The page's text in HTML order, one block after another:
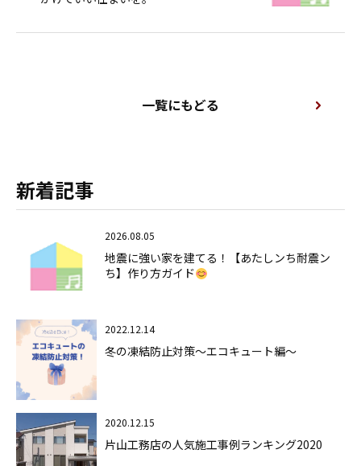
一覧にもどる
新着記事
2026.08.05
地震に強い家を建てる！【あたしンち耐震ン
ち】作り方ガイド
2022.12.14
冬の凍結防止対策～エコキュート編～
2020.12.15
片山工務店の人気施工事例ランキング2020